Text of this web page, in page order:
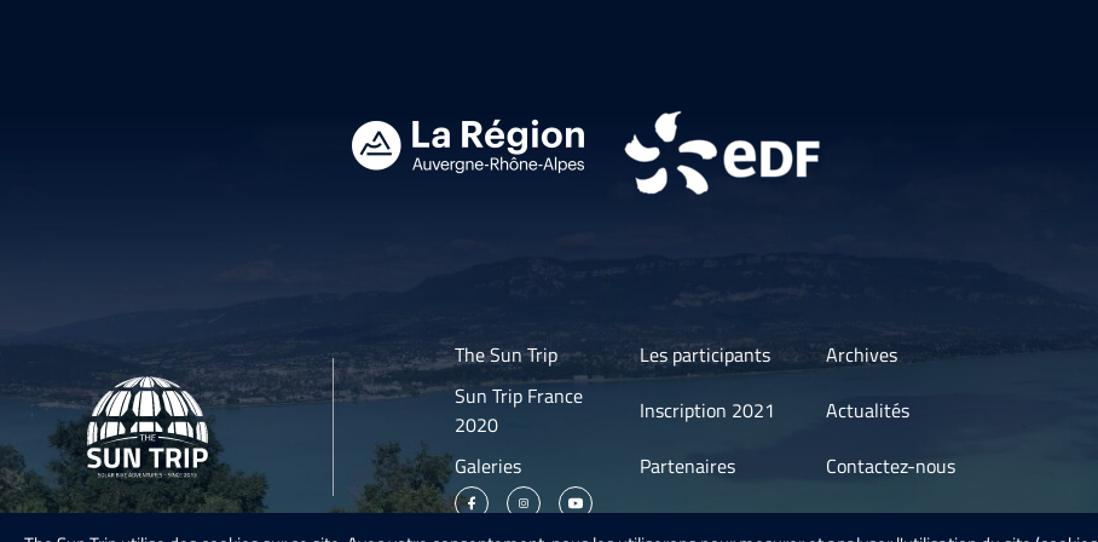
The Sun Trip Les participants
Archives
Sun Trip France
2020
Inscription 2021
Actualités
Galeries
Partenaires Contactez-nous